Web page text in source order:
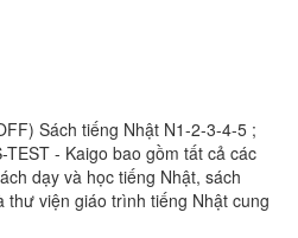
Sách tiếng Nhật N1-2-3-4-5 ;
TEST - Kaigo bao gồm tất cả các
dạy và học tiếng Nhật, sách
thư viện giáo trình tiếng Nhật cung